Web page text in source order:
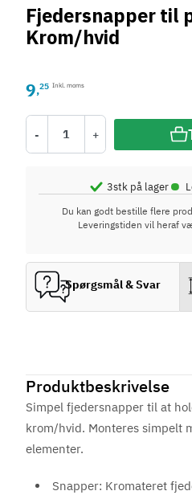
Produktbeskrivelse
Simpel fjedersnapper til at
krom/hvid. Monteres simpelt
elementer.
Snapper: Kromateret
Fjedersnapper til
Krom/hvid
9,25 Inkl. moms
- +
3stk på lager•
Du kan godt bestille flere
Leveringstiden vil heraf
Spørgsmål & Svar